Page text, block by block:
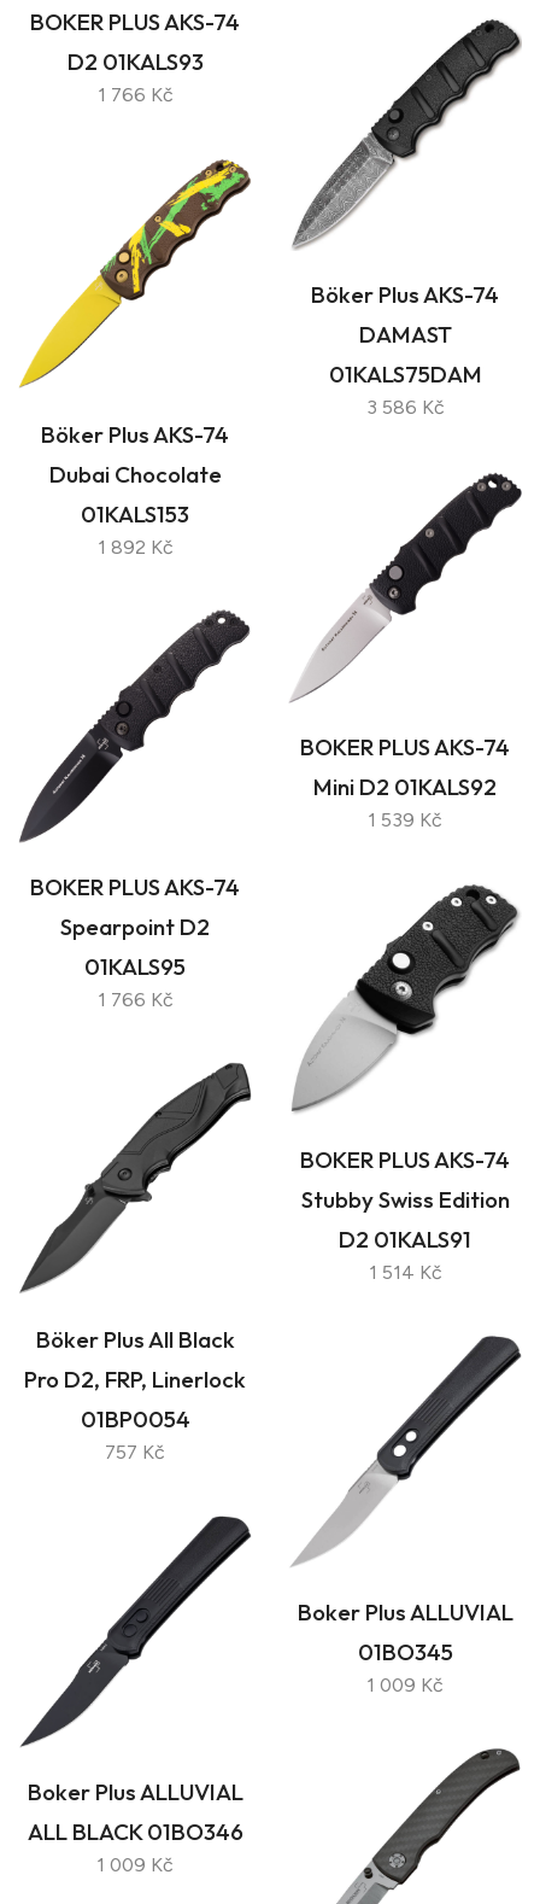
BOKER PLUS AKS-74
D2 01KALS93
1 766 Kč
Böker Plus AKS-74
DAMAST
01KALS75DAM
3 586 Kč
Böker Plus AKS-74
Dubai Chocolate
01KALS153
1 892 Kč
BOKER PLUS AKS-74
Mini D2 01KALS92
1 539 Kč
BOKER PLUS AKS-74
Spearpoint D2
01KALS95
1 766 Kč
BOKER PLUS AKS-74
Stubby Swiss Edition
D2 01KALS91
1 514 Kč
Böker Plus All Black
Pro D2, FRP, Linerlock
01BP0054
757 Kč
Boker Plus ALLUVIAL
01BO345
1 009 Kč
Boker Plus ALLUVIAL
ALL BLACK 01BO346
1 009 Kč